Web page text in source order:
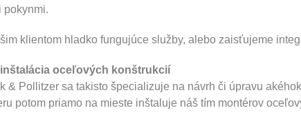
pokynmi.
klientom hladko fungujúce služby, alebo zaisťujeme
inštalácia oceľových konštrukcií
& Pollitzer sa takisto špecializuje na návrh či úpravu
potom priamo na mieste inštaluje náš tím montérov